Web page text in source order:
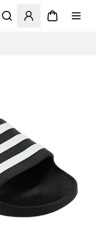
Megnyit egy modált a